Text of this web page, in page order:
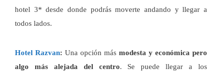
hotel 3* desde donde podrás moverte andando y llegar a
todos lados.
Hotel Razvan: Una opción más modesta y económica pero
algo más alejada del centro. Se puede llegar a los